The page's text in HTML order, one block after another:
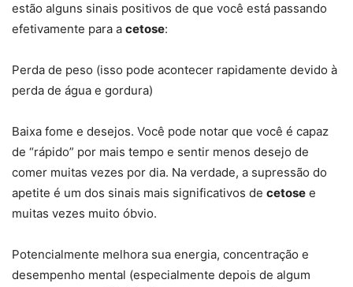
estão alguns sinais positivos de que você está passando
efetivamente para a cetose:
Perda de peso (isso pode acontecer rapidamente devido à
perda de água e gordura)
Baixa fome e desejos. Você pode notar que você é capaz
de “rápido” por mais tempo e sentir menos desejo de
comer muitas vezes por dia. Na verdade, a supressão do
apetite é um dos sinais mais significativos de cetose e
muitas vezes muito óbvio.
Potencialmente melhora sua energia, concentração e
desempenho mental (especialmente depois de algum